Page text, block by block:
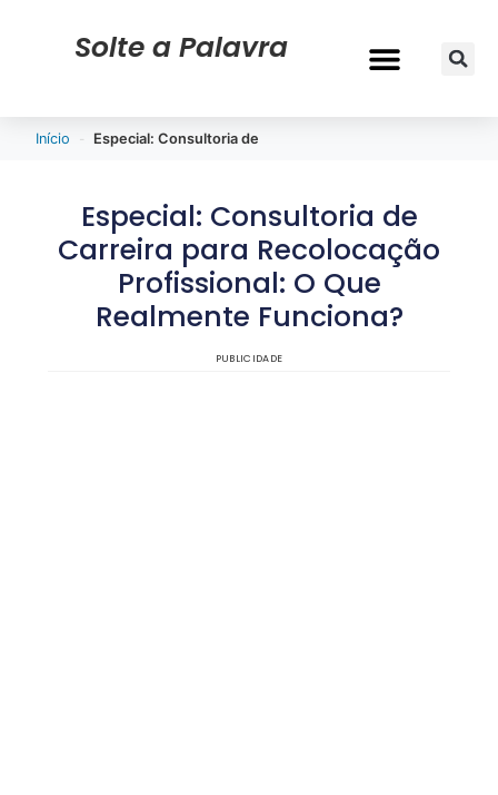
Solte a Palavra
Início - Especial: Consultoria de Carreira para Recolocação
Especial: Consultoria de
Carreira para Recolocação
Profissional: O Que
Realmente Funciona?
PUBLICIDADE